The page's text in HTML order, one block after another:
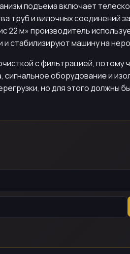
подъема включает
труб и вилочных соединений
22 м» производитель
стабилизируют машину на
с фильтрацией, потому
оборудование и
но для этого должны